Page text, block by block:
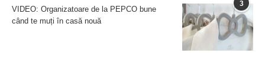
3
VIDEO: Organizatoare de la PEPCO bune
când te muți în casă nouă